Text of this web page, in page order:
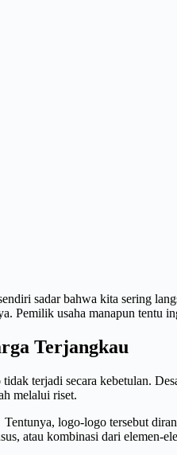
sadar bahwa kita sering
Pemilik usaha manapun tentu
Terjangkau
terjadi secara kebetulan.
melalui riset.
logo-logo tersebut
atau kombinasi dari elemen-